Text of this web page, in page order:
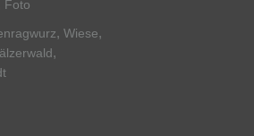
Foto
, Wiese,
,